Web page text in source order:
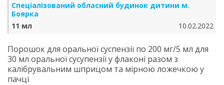
Спеціалізований обласний будинок дитини м.
Боярка
11 мл
10.02.2022
Порошок для оральної суспензії по 200 мг/5 мл для
30 мл оральної сусупензії у флаконі разом з
калібрувальним шприцом та мірною ложечкою у
пачці